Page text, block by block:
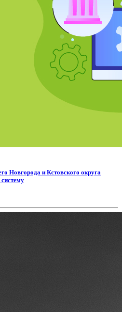
Новгорода и Кстовского округа